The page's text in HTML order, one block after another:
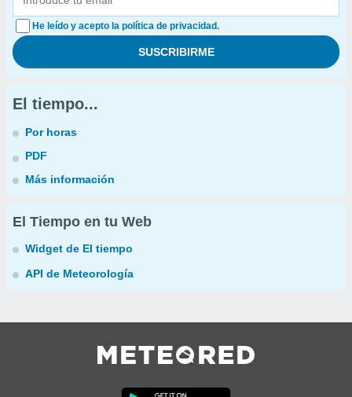
He leído y acepto la política de privacidad.
El tiempo...
Por horas
PDF
Más información
El Tiempo en tu Web
Widget de El tiempo
API de Meteorología